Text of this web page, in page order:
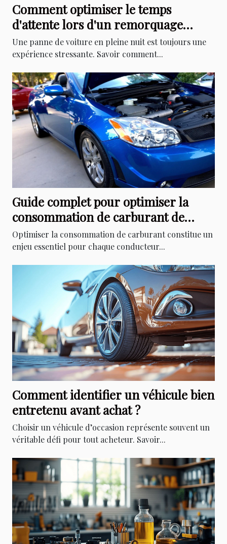
Comment optimiser le temps
d'attente lors d'un remorquage
nocturne ?
Une panne de voiture en pleine nuit est toujours une
expérience stressante. Savoir comment...
Guide complet pour optimiser la
consommation de carburant de
votre véhicule
Optimiser la consommation de carburant constitue un
enjeu essentiel pour chaque conducteur...
Comment identifier un véhicule bien
entretenu avant achat ?
Choisir un véhicule d’occasion représente souvent un
véritable défi pour tout acheteur. Savoir...